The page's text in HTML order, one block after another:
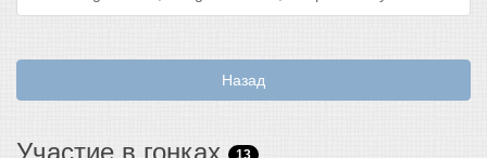
Назад
Участие в гонках 13